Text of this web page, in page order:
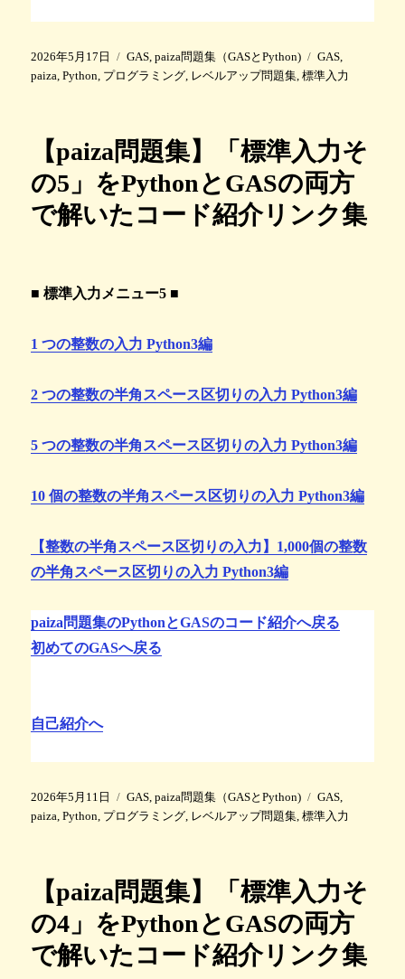
投
稿
2026年5月17日
カ
テ
GAS,paiza問題集（GASとPython)
タ
グ
GAS,
paiza,Python, プログラミング, レベルアップ問題集,標準入力
【paiza問題集】「標準入力そ
の5」をPythonとGASの両方
で解いたコード紹介リンク集
■ 標準入力メニュー5 ■
1 つの整数の入力 Python3編
2 つの整数の半角スペース区切りの入力 Python3編
5 つの整数の半角スペース区切りの入力 Python3編
10 個の整数の半角スペース区切りの入力 Python3編
【整数の半角スペース区切りの入力】1,000個の整数
の半角スペース区切りの入力 Python3編
paiza問題集のPythonとGASのコード紹介へ戻る
初めてのGASへ戻る
自己紹介へ
投
稿
2026年5月11日
カ
テ
GAS,paiza問題集（GASとPython)
タ
グ
GAS,
paiza,Python, プログラミング, レベルアップ問題集,標準入力
【paiza問題集】「標準入力そ
の4」をPythonとGASの両方
で解いたコード紹介リンク集